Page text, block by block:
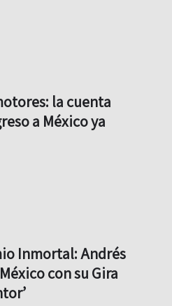
la cuenta
a México ya
Inmortal: Andrés
con su Gira